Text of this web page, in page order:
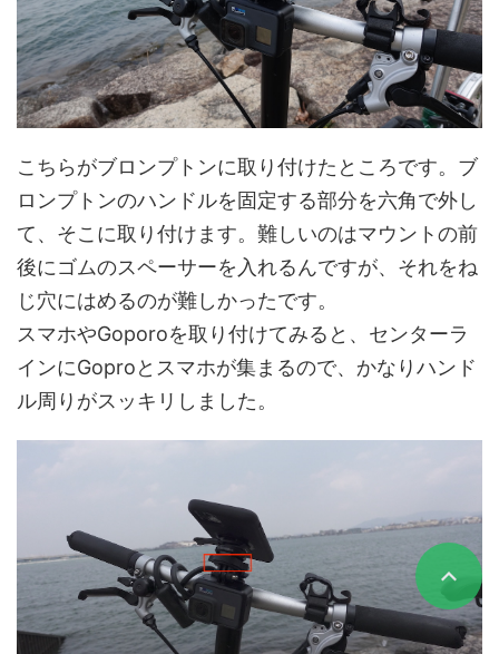
こちらがブロンプトンに取り付けたところです。ブ
ロンプトンのハンドルを固定する部分を六角で外し
て、そこに取り付けます。難しいのはマウントの前
後にゴムのスペーサーを入れるんですが、それをね
じ穴にはめるのが難しかったです。
スマホやGoporoを取り付けてみると、センターラ
インにGoproとスマホが集まるので、かなりハンド
ル周りがスッキリしました。